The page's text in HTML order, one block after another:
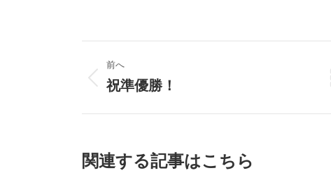
稿
ナ
ビ
ゲ
前へ
前
祝準優勝！
関連する記事はこちら